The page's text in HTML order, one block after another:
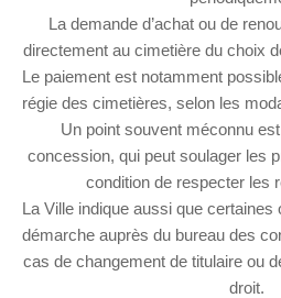
La demande d’achat ou de
directement au cimetière du choix
Le paiement est notamment
régie des cimetières, selon les
Un point souvent méconnu est
concession, qui peut soulager les
condition de respecter les
La Ville indique aussi que
démarche auprès du bureau des
cas de changement de titulaire ou
droit.